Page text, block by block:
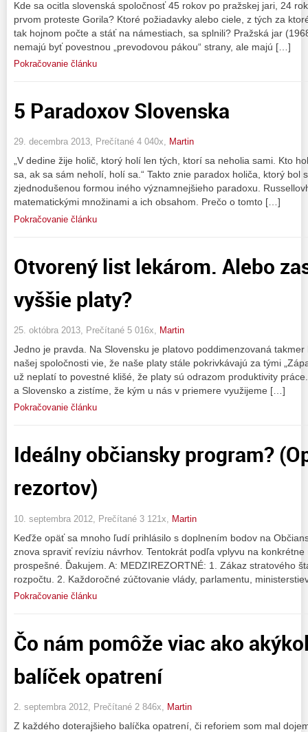
Kde sa ocitla slovenská spoločnosť 45 rokov po pražskej jari, 24
prvom proteste Gorila? Ktoré požiadavky alebo ciele, z tých za
tak hojnom počte a stáť na námestiach, sa splnili? Pražská jar
nemajú byť povestnou „prevodovou pákou“ strany, ale majú […]
Pokračovanie článku
5 Paradoxov Slovenska
29. decembra 2013, Prečítané 4 040x, Martin
„V dedine žije holič, ktorý holí len tých, ktorí sa neholia sami. Kto
sa, ak sa sám neholí, holí sa.“ Takto znie paradox holiča, ktorý bol
zjednodušenou formou iného významnejšieho paradoxu.
matematickými množinami a ich obsahom. Prečo o tomto […]
Pokračovanie článku
Otvorený list lekárom. Alebo
vyššie platy?
25. októbra 2013, Prečítané 5 016x, Martin
Jedno je pravda. Na Slovensku je platovo poddimenzovaná
našej spoločnosti vie, že naše platy stále pokrivkávajú za tými
už neplatí to povestné klišé, že platy sú odrazom produktivity
a Slovensko a zistíme, že kým u nás v priemere využijeme […]
Pokračovanie článku
Ideálny občiansky program?
rezortov)
10. septembra 2012, Prečítané 3 121x, Martin
Keďže opäť sa mnoho ľudí prihlásilo s doplnením bodov na
znova spraviť revíziu návrhov. Tentokrát podľa vplyvu na
prospešné. Ďakujem. A: MEDZIREZORTNÉ: 1. Zákaz stratového
rozpočtu. 2. Každoročné zúčtovanie vlády, parlamentu,
Pokračovanie článku
Čo nám pomôže viac ako
balíček opatrení
2. septembra 2012, Prečítané 2 846x, Martin
Z každého doterajšieho balíčka opatrení, či reforiem som mal